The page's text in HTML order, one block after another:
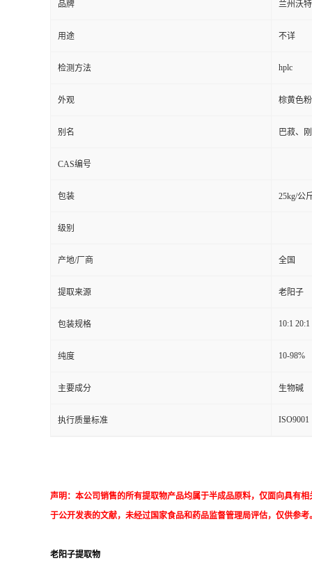
品牌 兰州沃
用途 不详
检测方法 hplc
外观 棕黄色
别名 巴菽、
CAS编号
包装 25kg/公
级别
产地/厂商 全国
提取来源 老阳子
包装规格 10:1 20:1
纯度 10-98%
主要成分 生物碱
执行质量标准 ISO9001
声明：本公司销售的所有提取物产品均属于半成品原料，仅面向具有
于公开发表的文献，未经过国家食品和药品监督管理局评估，仅供参考
老阳子提取物